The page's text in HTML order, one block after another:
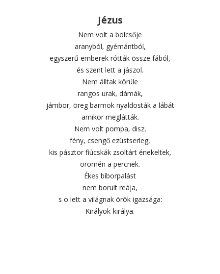
Jézus
Nem volt a bölcsője
aranyból, gyémántból,
egyszerű emberek rótták össze fából,
és szent lett a jászol.
Nem álltak körüle
rangos urak, dámák,
jámbor, öreg barmok nyaldosták a lábát
amikor meglátták.
Nem volt pompa, disz,
fény, csengő ezüstserleg,
kis pásztor fiúcskák zsoltárt énekeltek,
örömén a percnek.
Ékes bíborpalást
nem borult reája,
s o lett a világnak örök igazsága:
Királyok-királya.